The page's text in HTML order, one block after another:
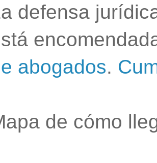
defensa
abogados.
de cómo